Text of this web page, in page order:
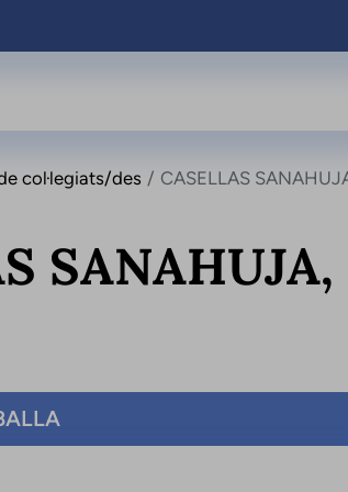
col·legiats/des CASELLAS
SANAHUJA,